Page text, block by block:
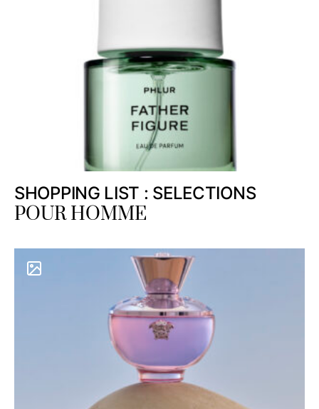
SHOPPING LIST : SELECTIONS
POUR HOMME